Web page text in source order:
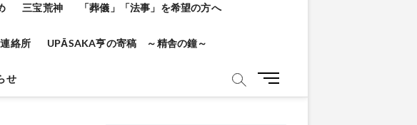
三宝荒神 「葬儀」「法事」を希望の方へ
絡所 UPĀSAKA亨の寄稿 ～精舎の鐘～
せ
メ